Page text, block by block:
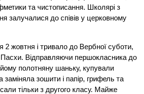
та чистописання. Школярі з
залучалися до співів у церковному
2 жовтня і тривало до Вербної суботи,
Відправляючи першокласника до
полотняну шаньку, купували
зошити і папір, грифель та
тільки з другого класу. Майже